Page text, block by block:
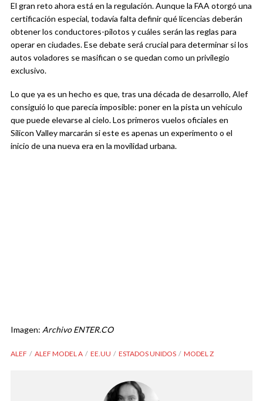
El gran reto ahora está en la regulación. Aunque la FAA otorgó una
certificación especial, todavía falta definir qué licencias deberán
obtener los conductores-pilotos y cuáles serán las reglas para
operar en ciudades. Ese debate será crucial para determinar si los
autos voladores se masifican o se quedan como un privilegio
exclusivo.
Lo que ya es un hecho es que, tras una década de desarrollo, Alef
consiguió lo que parecía imposible: poner en la pista un vehículo
que puede elevarse al cielo. Los primeros vuelos oficiales en
Silicon Valley marcarán si este es apenas un experimento o el
inicio de una nueva era en la movilidad urbana.
Imagen: Archivo ENTER.CO
ALEF ALEF MODEL A EE.UU ESTADOS UNIDOS MODEL Z